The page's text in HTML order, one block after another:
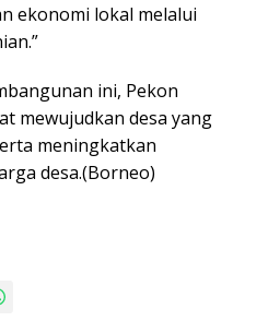
ekonomi lokal melalui
ini, Pekon
mewujudkan desa yang
meningkatkan
desa.(Borneo)